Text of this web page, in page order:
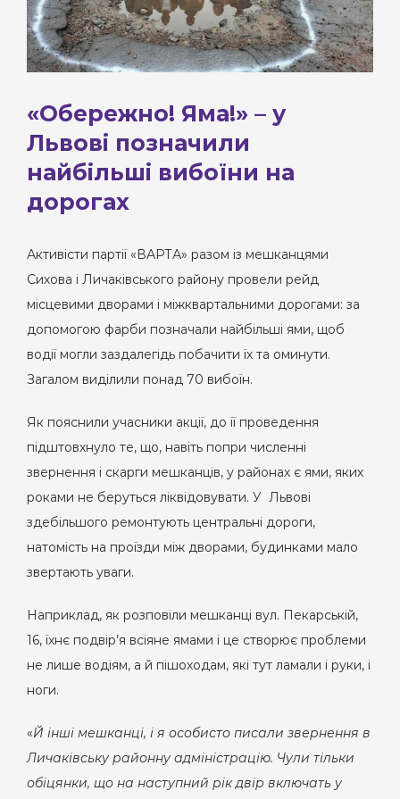
«Обережно! Яма!» – у
Львові позначили
найбільші вибоїни на
дорогах
Активісти партії «ВАРТА» разом із мешканцями
Сихова і Личаківського району провели рейд
місцевими дворами і міжквартальними дорогами: за
допомогою фарби позначали найбільші ями, щоб
водії могли заздалегідь побачити їх та оминути.
Загалом виділили понад 70 вибоїн.
Як пояснили учасники акції, до її проведення
підштовхнуло те, що, навіть попри численні
звернення і скарги мешканців, у районах є ями, яких
роками не беруться ліквідовувати. У Львові
здебільшого ремонтують центральні дороги,
натомість на проїзди між дворами, будинками мало
звертають уваги.
Наприклад, як розповіли мешканці вул. Пекарській,
16, їхнє подвір’я всіяне ямами і це створює проблеми
не лише водіям, а й пішоходам, які тут ламали і руки, і
ноги.
«Й інші мешканці, і я особисто писали звернення в
Личаківську районну адміністрацію. Чули тільки
обіцянки, що на наступний рік двір включать у